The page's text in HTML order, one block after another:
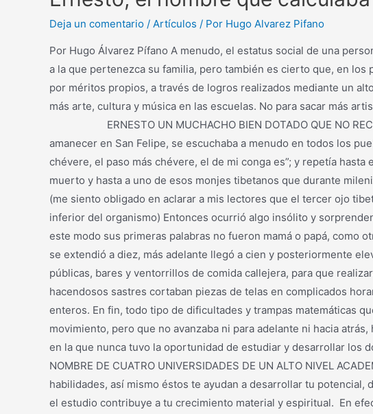
Deja un comentario / Artículos / Por Hugo Alvarez Pifano
Por Hugo Álvarez Pífano A menudo, el estatus social de una
a la que pertenezca su familia, pero también es cierto que, en
por méritos propios, a través de logros realizados mediante un
más arte, cultura y música en las escuelas. No
ERNESTO UN MUCHACHO BIEN DOTADO QUE NO
amanecer en San Felipe, se escuchaba a menudo en todos los
chévere, el paso más chévere, el de mi conga es”; y repetía
muerto y hasta a uno de esos monjes tibetanos que durante
(me siento obligado en aclarar a mis lectores que el tercer ojo
inferior del organismo) Entonces ocurrió algo insólito y
este modo sus primeras palabras no fueron mamá o papá, como
se extendió a diez, más adelante llegó a cien y posteriormente
públicas, bares y ventorrillos de comida callejera, para que
hacendosos sastres cortaban piezas de telas en complicados
enteros. En fin, todo tipo de dificultades y trampas matemáticas
movimiento, pero que no avanzaba ni para adelante ni hacia
en la que nunca tuvo la oportunidad de estudiar
NOMBRE DE CUATRO UNIVERSIDADES DE UN ALTO NIVEL
habilidades, así mismo éstos te ayudan a desarrollar tu
el estudio contribuye a tu crecimiento material y espiritual. En